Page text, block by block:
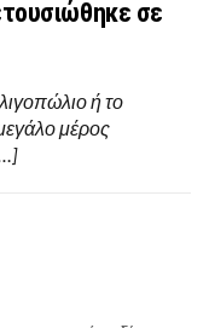
σε
ή το
μέρος